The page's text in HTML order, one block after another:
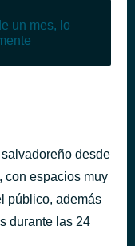
un mes, lo
desde
con espacios muy
público, además
durante las 24